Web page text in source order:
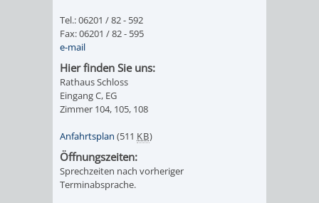
ANET
Tel.: 06201 / 82 - 592
Fax: 06201 / 82 - 595
e-mail
Hier finden Sie uns:
Rathaus Schloss
Eingang C, EG
Zimmer 104, 105, 108
Anfahrtsplan (511 KB)
Öffnungszeiten:
Sprechzeiten nach vorheriger
Terminabsprache.